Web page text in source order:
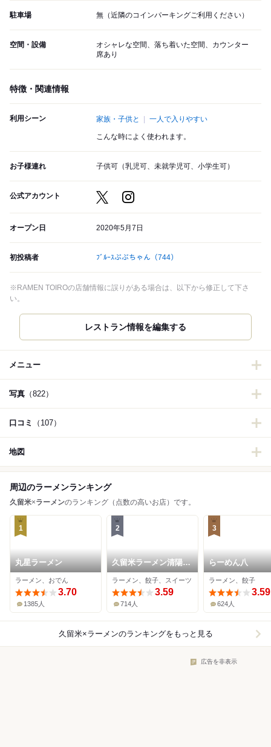
駐車場 無（近隣のコインパーキングご利用ください）
空間・設備
オシャレな空間、落ち着いた空間、カウンター
席あり
特徴・関連情報
利用シーン 家族・子供と 一人で入りやすい
こんな時によく使われます。
お子様連れ 子供可（乳児可、未就学児可、小学生可）
公式アカウント
オープン日 2020年5月7日
初投稿者 ﾌﾞﾙｰｽぶぶちゃん （744）
※RAMEN TOIROの店舗情報に誤りがある場合は、以下から修正して下さ
い。
レストラン情報を編集する
メニュー
写真 （822）
口コミ （107）
地図
周辺のラーメンランキング
久留米×ラーメンのランキング（点数の高いお店）です。
1
丸星ラーメン
ラーメン、おでん
3.70
1385人
2
久留米ラーメン清陽軒
諏訪野町本店
ラーメン、餃子、スイーツ
3.59
714人
3
らーめん八
ラーメン、餃子
3.59
624人
久留米×ラーメンのランキングをもっと見る
広告を非表示